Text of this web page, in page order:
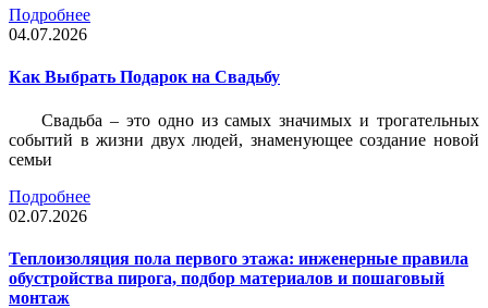
Подробнее
04.07.2026
Как Выбрать Подарок на Свадьбу
Свадьба – это одно из самых значимых и трогательных
событий в жизни двух людей, знаменующее создание новой
семьи
Подробнее
02.07.2026
Теплоизоляция пола первого этажа: инженерные правила
обустройства пирога, подбор материалов и пошаговый
монтаж